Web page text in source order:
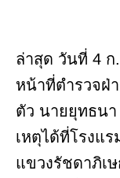
ล่าสุด วันที่ 4 ก.
หน้าที่ตำรวจฝ่
ตัว นายยุทธน
เหตุได้ที่โรงแ
แขวงรัชดาภิเ